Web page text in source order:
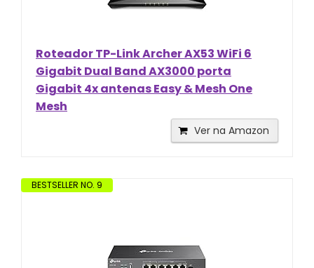
Roteador TP-Link Archer AX53 WiFi 6
Gigabit Dual Band AX3000 porta
Gigabit 4x antenas Easy & Mesh One
Mesh
Ver na Amazon
BESTSELLER NO. 9